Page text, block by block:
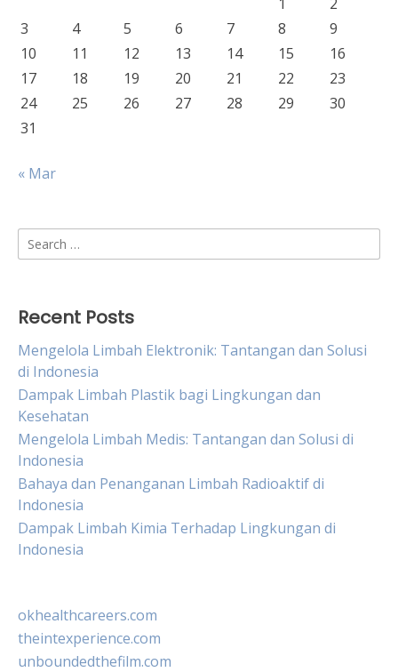
3
4 5 6 7 8
9
10
11 12 13 14 15
16
17
18 19 20 21 22
23
24
25 26 27 28 29
30
31
« Mar
Search
for:
Recent Posts
Mengelola Limbah Elektronik: Tantangan dan Solusi
di Indonesia
Dampak Limbah Plastik bagi Lingkungan dan
Kesehatan
Mengelola Limbah Medis: Tantangan dan Solusi di
Indonesia
Bahaya dan Penanganan Limbah Radioaktif di
Indonesia
Dampak Limbah Kimia Terhadap Lingkungan di
Indonesia
okhealthcareers.com
theintexperience.com
unboundedthefilm.com